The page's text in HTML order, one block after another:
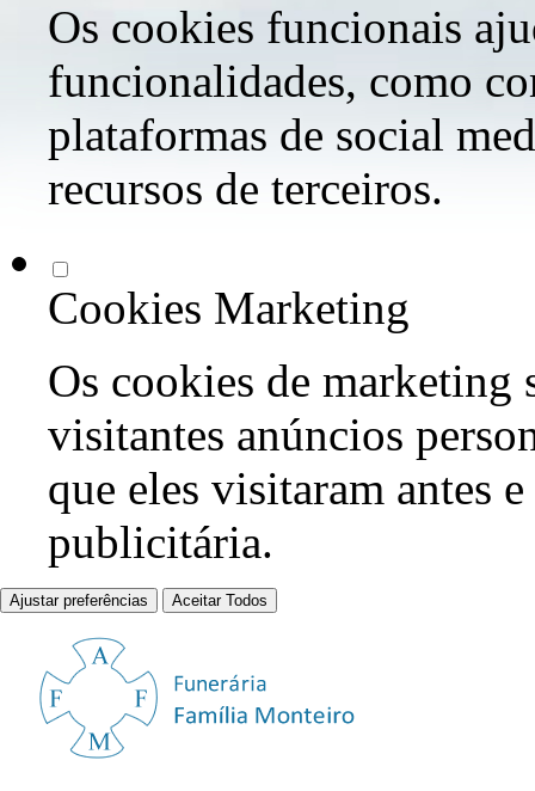
Os cookies funcionais
funcionalidades, como
plataformas de social
recursos de terceiros.
Cookies Marketing
Os cookies de marketing
visitantes anúncios
que eles visitaram antes
publicitária.
Ajustar preferências Aceitar Todos